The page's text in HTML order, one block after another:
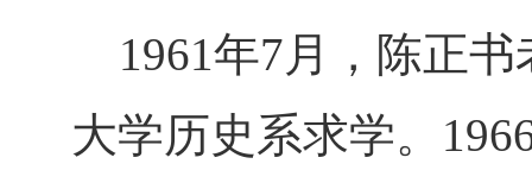
1961年7月，陈正书
大学历史系求学。